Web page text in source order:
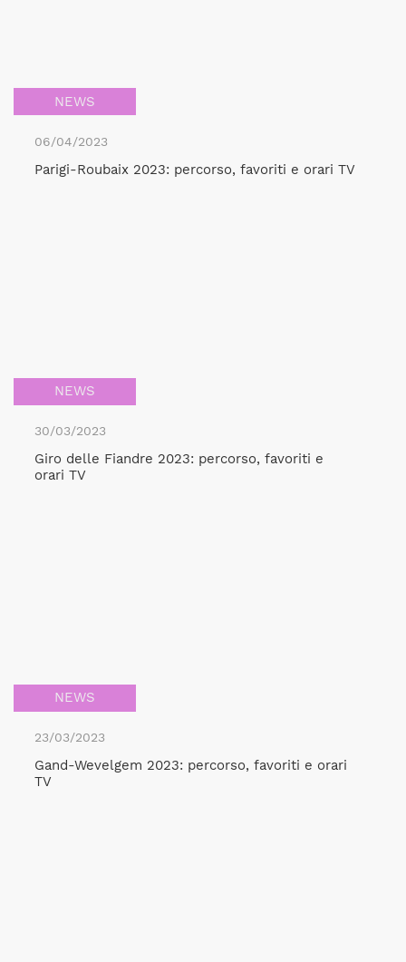
NEWS
06/04/2023
Parigi-Roubaix 2023: percorso, favoriti e orari TV
NEWS
30/03/2023
Giro delle Fiandre 2023: percorso, favoriti e
orari TV
NEWS
23/03/2023
Gand-Wevelgem 2023: percorso, favoriti e orari
TV